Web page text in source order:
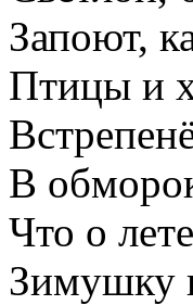
Запоют,
Птицы и
В
Что о
Зимушку